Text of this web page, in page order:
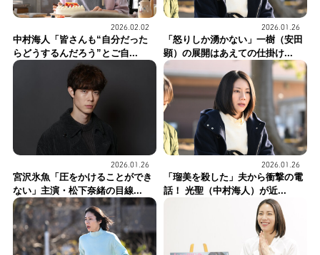
2026.02.02
中村海人「皆さんも“自分だった
らどうするんだろう”とご自...
2026.01.26
「怒りしか湧かない」一樹（安田
顕）の展開はあえての仕掛け...
2026.01.26
宮沢氷魚「圧をかけることができ
ない」主演・松下奈緒の目線...
2026.01.26
「瑠美を殺した」夫から衝撃の電
話！ 光聖（中村海人）が近...